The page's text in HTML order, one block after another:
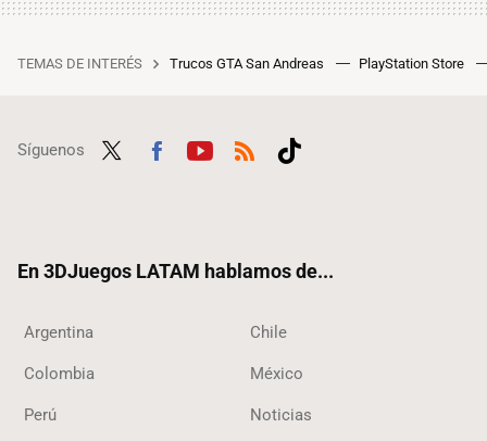
TEMAS DE INTERÉS Trucos GTA San Andreas PlayStation Store
Síguenos
En 3DJuegos LATAM hablamos de...
Argentina Chile
Colombia México
Perú Noticias